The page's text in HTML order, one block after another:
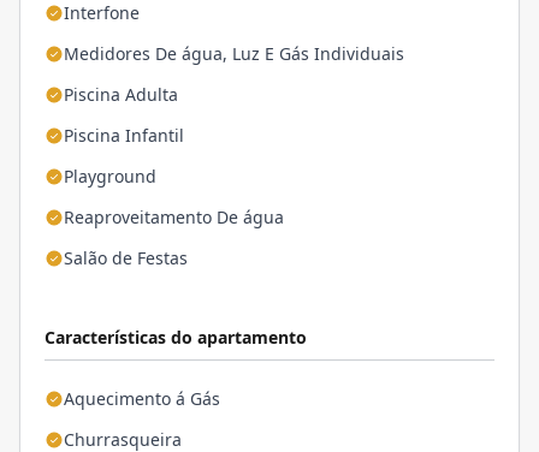
Interfone
Medidores De água, Luz E Gás Individuais
Piscina Adulta
Piscina Infantil
Playground
Reaproveitamento De água
Salão de Festas
Características do apartamento
Aquecimento á Gás
Churrasqueira